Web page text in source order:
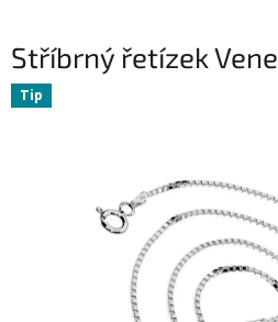
Stříbrný řetízek
Tip